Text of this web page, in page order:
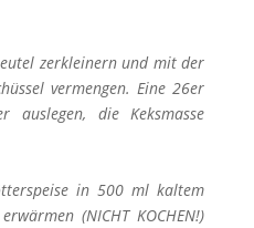
zerkleinern und mit der
vermengen. Eine 26er
auslegen, die Keksmasse
in 500 ml kaltem
(NICHT KOCHEN!)